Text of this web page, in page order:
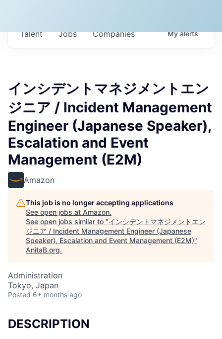
Jobs Companies
Talent Myalerts
インシデントマネジメントエン
ジニア / Incident Management
Engineer (Japanese Speaker),
Escalation and Event
Management (E2M)
Amazon
This job is no longer accepting applications
See open jobs at Amazon.
See open jobs similar to "インシデントマネジメントエン
ジニア / Incident Management Engineer (Japanese
Speaker), Escalation and Event Management (E2M)"
AnitaB.org.
Administration
Tokyo, Japan
Posted 6+ months ago
DESCRIPTION